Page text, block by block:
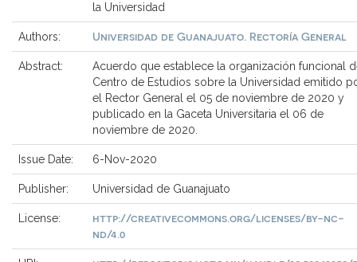
la Universidad
Authors: Universidad de Guanajuato. Rectoría General
Abstract:
Acuerdo que establece la organización funcional
Centro de Estudios sobre la Universidad emitido
el Rector General el 05 de noviembre de 2020 y
publicado en la Gaceta Universitaria el 06 de
noviembre de 2020.
Issue Date: 6-Nov-2020
Publisher: Universidad de Guanajuato
License:
http://creativecommons.org/licenses/by-nc-
nd/4.0